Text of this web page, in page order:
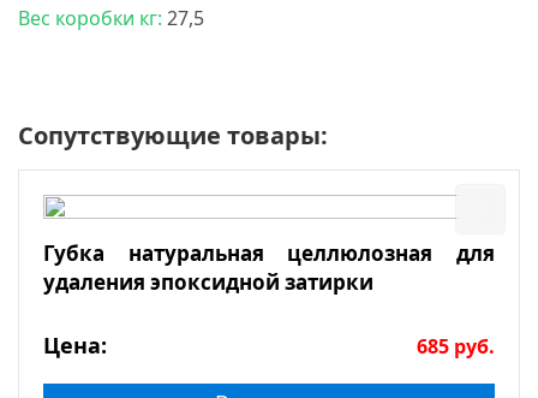
Вес коробки кг: 27,5
Сопутствующие товары:
Губка натуральная целлюлозная для
удаления эпоксидной затирки
Цена: 685 руб.